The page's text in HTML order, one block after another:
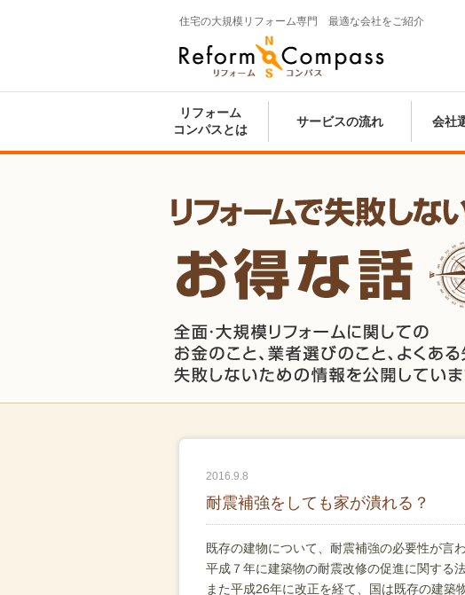
住宅の大規模リフォーム専門 最適な会社をご紹介
ス
リフォーム
コンパスとは
サービスの流れ 会社
2016.9.8
耐震補強をしても家が潰れる？
既存の建物について、耐震補強の必要性が言
平成７年に建築物の耐震改修の促進に関する
また平成26年に改正を経て、国は既存の建築